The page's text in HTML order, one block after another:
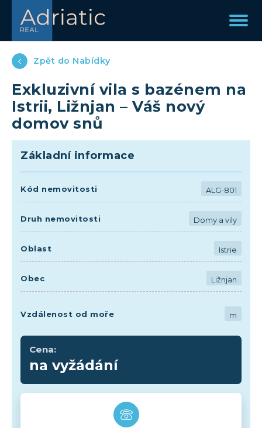
Zpět do Nabídky
Exkluzivní vila s bazénem na
Istrii, Ližnjan – Váš nový
domov snů
Základní informace
Kód nemovitosti ALG-801
Druh nemovitosti Domy a vily
Oblast Istrie
Obec Ližnjan
Vzdálenost od moře m
Cena:
na vyžádání